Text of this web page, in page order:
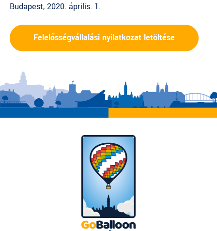
Budapest, 2020. április. 1.
Felelősségvállalási nyilatkozat letöltése